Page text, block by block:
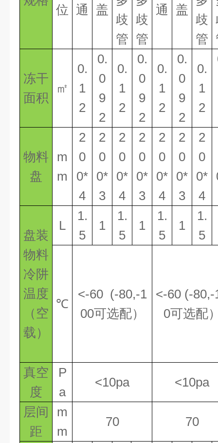
位 通
盖
歧
管
歧
管
通
盖
歧
管
冻干
面积
㎡
0.
1
2
0.
0
9
2
0.
1
2
0.
0
9
2
0.
1
2
0.
0
9
2
0.
1
2
物料
盘
m
m
2
0
0*
4
2
0
0*
3
2
0
0*
4
2
0
0*
3
2
0
0*
4
2
0
0*
3
2
0
0*
4
盘装
物料
冷阱
温度
（空
载）
L
1.
5
1
1.
5
1
1.
5
1
1.
5
℃
<-60 (-80,-1
00可选配）
<-60 (-80,-
0可选配
真空
度
P
a
<10pa <10pa
层间
距
m
m
70 70